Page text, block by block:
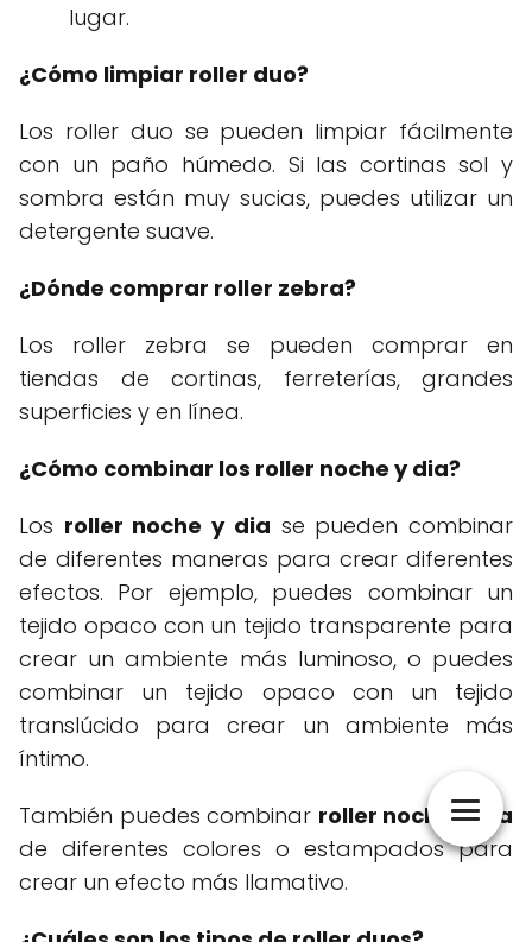
lugar.
¿Cómo limpiar roller duo?
Los roller duo se pueden limpiar fácilmente
con un paño húmedo. Si las cortinas sol y
sombra están muy sucias, puedes utilizar un
detergente suave.
¿Dónde comprar roller zebra?
Los roller zebra se pueden comprar en
tiendas de cortinas, ferreterías, grandes
superficies y en línea.
¿Cómo combinar los roller noche y dia?
Los roller noche y dia se pueden combinar
de diferentes maneras para crear diferentes
efectos. Por ejemplo, puedes combinar un
tejido opaco con un tejido transparente para
crear un ambiente más luminoso, o puedes
combinar un tejido opaco con un tejido
translúcido para crear un ambiente más
íntimo.
También puedes combinar roller noche y dia
de diferentes colores o estampados para
crear un efecto más llamativo.